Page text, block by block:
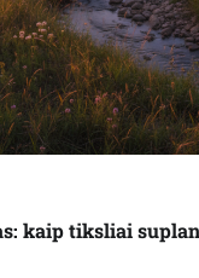
kaip tiksliai